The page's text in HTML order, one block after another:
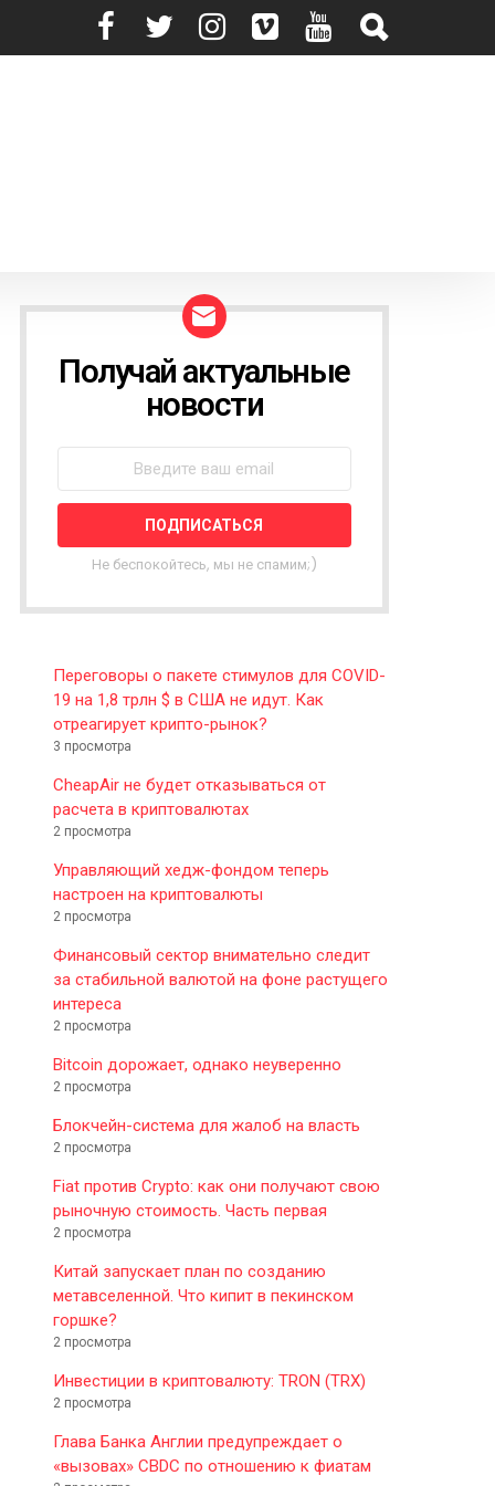
N
E
E
T
E
Получай актуальные
новости
Не беспокойтесь, мы не спамим;)
Переговоры о пакете стимулов для COVID-
19 на 1,8 трлн $ в США не идут. Как
отреагирует крипто-рынок?
3 просмотра
CheapAir не будет отказываться от
расчета в криптовалютах
2 просмотра
Управляющий хедж-фондом теперь
настроен на криптовалюты
2 просмотра
Финансовый сектор внимательно следит
за стабильной валютой на фоне растущего
интереса
2 просмотра
Bitcoin дорожает, однако неуверенно
2 просмотра
Блокчейн-система для жалоб на власть
2 просмотра
Fiat против Crypto: как они получают свою
рыночную стоимость. Часть первая
2 просмотра
Китай запускает план по созданию
метавселенной. Что кипит в пекинском
горшке?
2 просмотра
Инвестиции в криптовалюту: TRON (TRX)
2 просмотра
Глава Банка Англии предупреждает о
«вызовах» CBDC по отношению к фиатам